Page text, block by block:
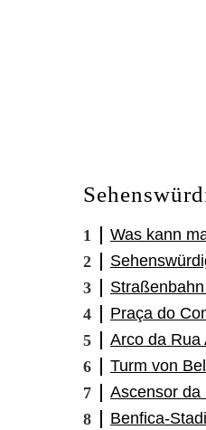
Was kann
Praça do
Arco da Rua
Turm von
Ascensor da
Benfica-